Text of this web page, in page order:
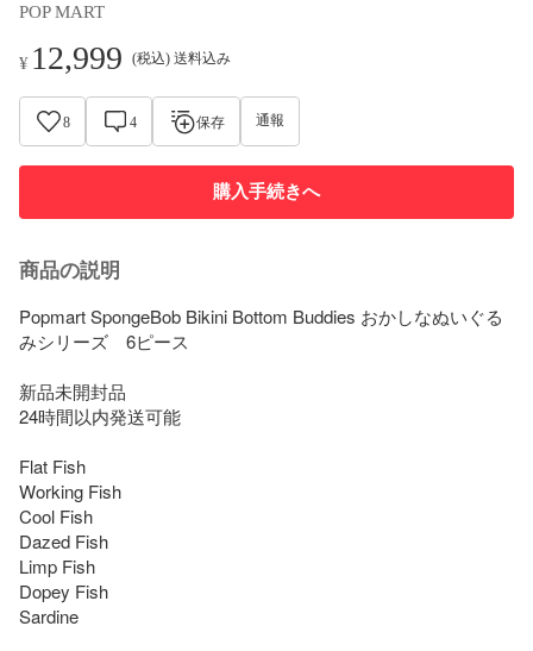
POP MART
¥ 12,999 (税込) 送料込み
8 4 保存 通報
購入手続きへ
商品の説明
Popmart SpongeBob Bikini Bottom Buddies おかしなぬいぐる
みシリーズ　6ピース
新品未開封品
24時間以内発送可能
Flat Fish
Working Fish
Cool Fish
Dazed Fish
Limp Fish
Dopey Fish
Sardine